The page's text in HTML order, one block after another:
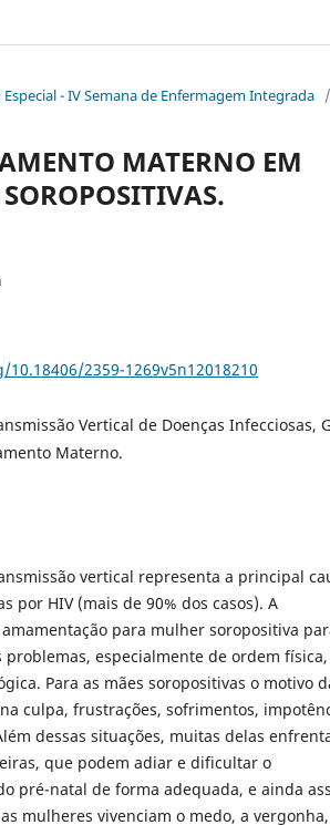
Especial - IV Semana de Enfermagem Integrada
MATERNO EM
2359-1269v5n12018210
Vertical de Doenças Infecciosas,
Materno.
vertical representa a principal
por HIV (mais de 90% dos casos). A
para mulher soropositiva
problemas, especialmente de ordem física,
Para as mães soropositivas o motivo
culpa, frustrações, sofrimentos,
dessas situações, muitas delas
que podem adiar e dificultar o
pré-natal de forma adequada, e ainda
mulheres vivenciam o medo, a